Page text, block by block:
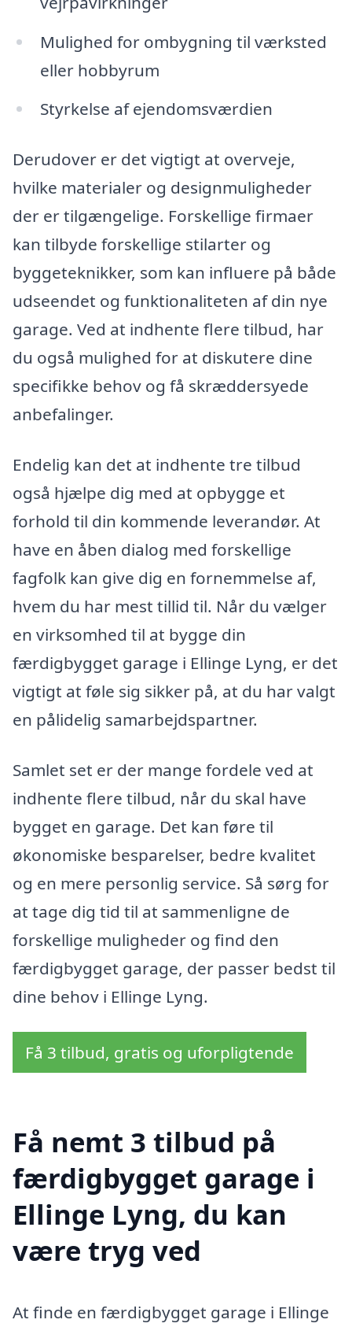
Mulighed for ombygning til værksted
eller hobbyrum
Styrkelse af ejendomsværdien
Derudover er det vigtigt at overveje,
hvilke materialer og designmuligheder
der er tilgængelige. Forskellige firmaer
kan tilbyde forskellige stilarter og
byggeteknikker, som kan influere på både
udseendet og funktionaliteten af din nye
garage. Ved at indhente flere tilbud, har
du også mulighed for at diskutere dine
specifikke behov og få skræddersyede
anbefalinger.
Endelig kan det at indhente tre tilbud
også hjælpe dig med at opbygge et
forhold til din kommende leverandør. At
have en åben dialog med forskellige
fagfolk kan give dig en fornemmelse af,
hvem du har mest tillid til. Når du vælger
en virksomhed til at bygge din
færdigbygget garage i Ellinge Lyng, er det
vigtigt at føle sig sikker på, at du har valgt
en pålidelig samarbejdspartner.
Samlet set er der mange fordele ved at
indhente flere tilbud, når du skal have
bygget en garage. Det kan føre til
økonomiske besparelser, bedre kvalitet
og en mere personlig service. Så sørg for
at tage dig tid til at sammenligne de
forskellige muligheder og find den
færdigbygget garage, der passer bedst til
dine behov i Ellinge Lyng.
Få 3 tilbud, gratis og uforpligtende
Få nemt 3 tilbud på
færdigbygget garage i
Ellinge Lyng, du kan
være tryg ved
At finde en færdigbygget garage i Ellinge